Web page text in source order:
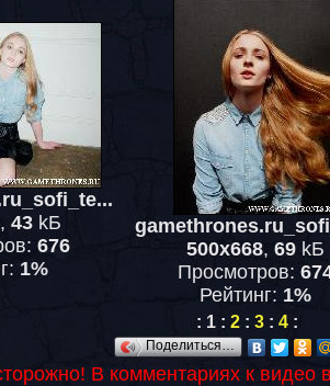
, 43 kБ
676
1%
500x668, 69kБ
Просмотров:
Рейтинг: 1%
: 1: 2: 3: 4:
Поделиться…
В комментариях к видео